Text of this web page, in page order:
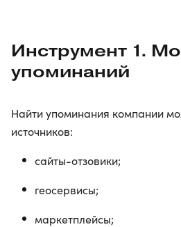
Инструмент 1.
упоминаний
Найти упоминания компании
источников:
сайты-отзовики;
геосервисы;
маркетплейсы;